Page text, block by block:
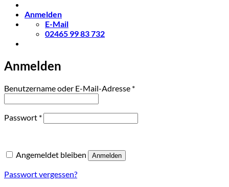
Anmelden
E-Mail
02465 99 83 732
Anmelden
Benutzername oder E-Mail-Adresse *Erforderlich
Passwort *Erforderlich
Angemeldet bleiben Anmelden
Passwort vergessen?